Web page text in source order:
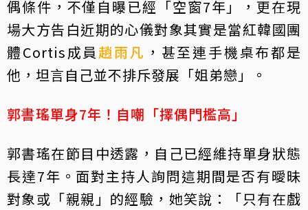
偶條件，不僅自曝已經「空窗7年」，更在現
場大方告白近期的心儀對象其實是當紅韓國團
體Cortis成員 趙雨凡 ，甚至連手機桌布都是
他，坦言自己並不排斥發展「姐弟戀」。
郭書瑤單身7年！自嘲「擇偶門檻高」
郭書瑤在節目中透露，自己已經維持單身狀態
長達7年。面對主持人 詢問這期間是否有曖昧
對象或「親親」的經驗，她笑說：「只有在戲